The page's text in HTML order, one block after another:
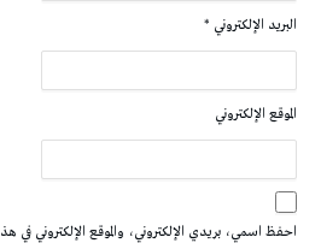
البريد الإلكتروني *
الموقع الإلكتروني
احفظ اسمي، بريدي الإلكتروني، والموقع الإلكتروني في